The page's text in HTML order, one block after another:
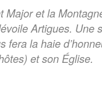
Major et la
Artigues. Une
fera la haie
et son Église.